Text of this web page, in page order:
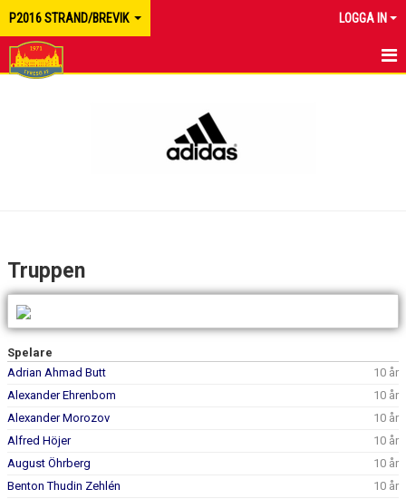
P2016 STRAND/BREVIK LOGGA IN
BILDGALLERI
DOKUMENT
KONTAKT
Truppen
Spelare
Adrian Ahmad Butt
10 år
Alexander Ehrenbom
10 år
Alexander Morozov
10 år
Alfred Höjer
10 år
August Öhrberg
10 år
Benton Thudin Zehlén
10 år